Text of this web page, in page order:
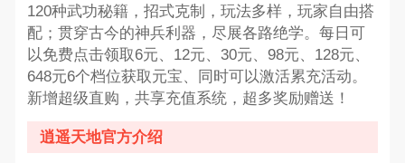
120种武功秘籍，招式克制，玩法多样，玩家自由搭
配；贯穿古今的神兵利器，尽展各路绝学。每日可
以免费点击领取6元、12元、30元、98元、128元、
648元6个档位获取元宝、同时可以激活累充活动。
新增超级直购，共享充值系统，超多奖励赠送！
逍遥天地官方介绍